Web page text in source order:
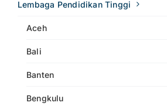
Lembaga Pendidikan Tinggi
Aceh
Bali
Banten
Bengkulu